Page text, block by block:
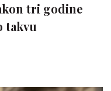
tri godine
takvu